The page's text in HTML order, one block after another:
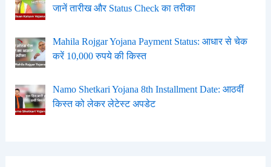
जानें तारीख और Status Check का तरीका
Mahila Rojgar Yojana Payment Status: आधार से चेक
करें 10,000 रुपये की किस्त
Namo Shetkari Yojana 8th Installment Date: आठवीं
किस्त को लेकर लेटेस्ट अपडेट